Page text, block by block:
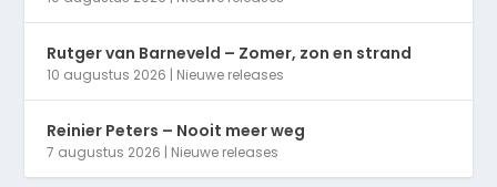
Rutger van Barneveld – Zomer, zon en strand
10 augustus 2026 | Nieuwe releases
Reinier Peters – Nooit meer weg
7 augustus 2026 | Nieuwe releases